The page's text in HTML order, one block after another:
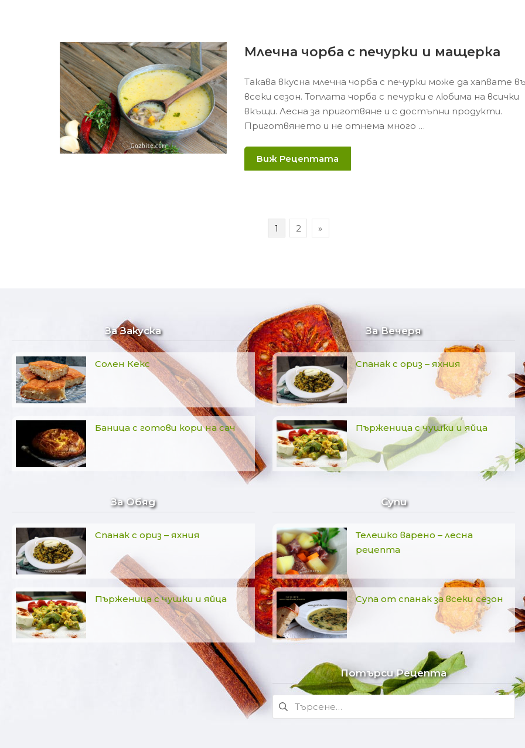
Млечна чорба с печурки и мащерка
Такава вкусна млечна чорба с печурки може да хапвате
всеки сезон. Топлата чорба с печурки е любима на всички
вкъщи. Лесна за приготвяне и с достъпни продукти.
Приготвянето и не отнема много …
Виж Рецептата
1 2 »
За Закуска
Солен Кекс
Баница с готови кори на сач
За Обяд
Спанак с ориз – яхния
Пърженица с чушки и яйца
За Вечеря
Спанак с ориз – яхния
Пърженица с чушки и яйца
Супи
Телешко варено – лесна
рецепта
Супа от спанак за всеки сезон
Потърси Рецепта
Търсене
за: